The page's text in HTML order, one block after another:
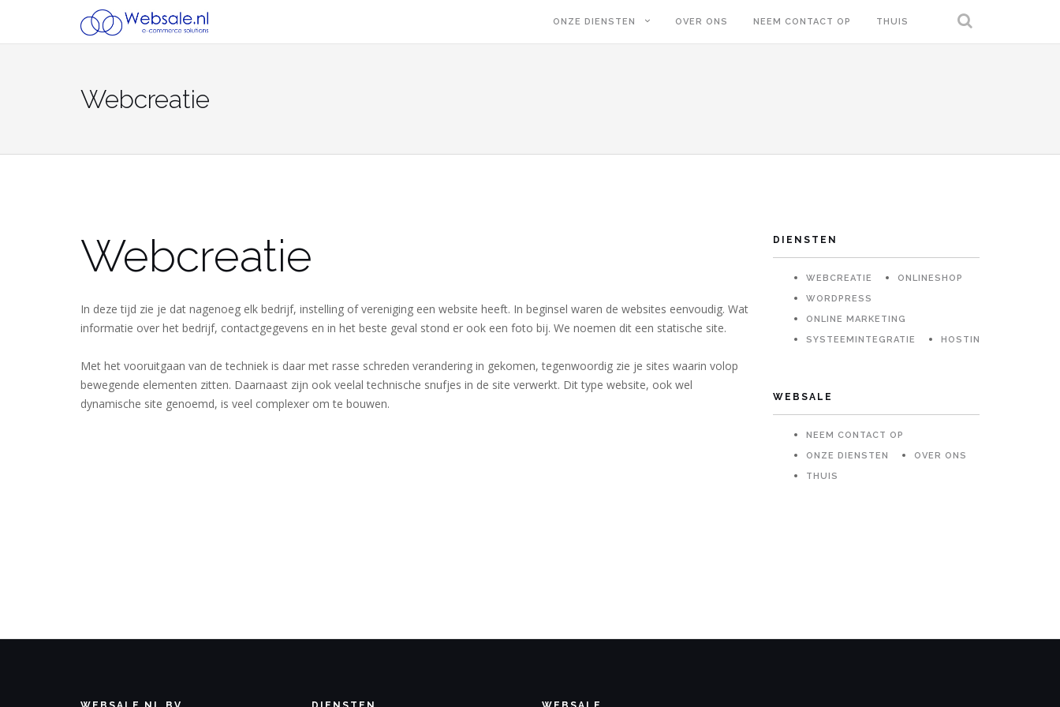
content
ONZE DIENSTEN OVER ONS NEEM CONTACT OP THUIS
Webcreatie
Webcreatie
In deze tijd zie je dat nagenoeg elk bedrijf, instelling of vereniging een website heeft. In beginsel waren de websites eenvoudig. Wat
informatie over het bedrijf, contactgegevens en in het beste geval stond er ook een foto bij. We noemen dit een statische site.
Met het vooruitgaan van de techniek is daar met rasse schreden verandering in gekomen, tegenwoordig zie je sites waarin volop
bewegende elementen zitten. Daarnaast zijn ook veelal technische snufjes in de site verwerkt. Dit type website, ook wel
dynamische site genoemd, is veel complexer om te bouwen.
DIENSTEN
WEBCREATIE
ONLINESHOP
WORDPRESS
ONLINE MARKETING
SYSTEEMINTEGRATIE
HOSTING
WEBSALE
NEEM CONTACT OP
ONZE DIENSTEN
OVER ONS
THUIS